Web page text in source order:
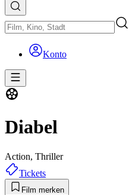
Konto
Diabel
Action, Thriller
Tickets
Film merken